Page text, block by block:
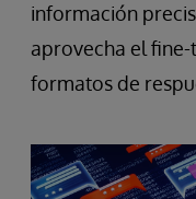
información
aprovecha el
formatos de